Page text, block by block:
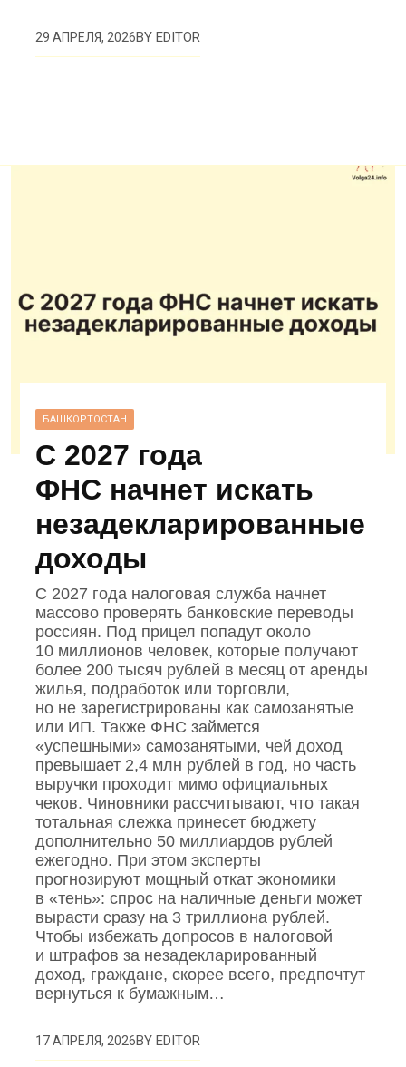
29 АПРЕЛЯ, 2026BYEDITOR
БАШКОРТОСТАН
С 2027 года
ФНС начнет искать
незадекларированные
доходы
С 2027 года налоговая служба начнет
массово проверять банковские переводы
россиян. Под прицел попадут около
10 миллионов человек, которые получают
более 200 тысяч рублей в месяц от аренды
жилья, подработок или торговли,
но не зарегистрированы как самозанятые
или ИП. Также ФНС займется
«успешными» самозанятыми, чей доход
превышает 2,4 млн рублей в год, но часть
выручки проходит мимо официальных
чеков. Чиновники рассчитывают, что такая
тотальная слежка принесет бюджету
дополнительно 50 миллиардов рублей
ежегодно. При этом эксперты
прогнозируют мощный откат экономики
в «тень»: спрос на наличные деньги может
вырасти сразу на 3 триллиона рублей.
Чтобы избежать допросов в налоговой
и штрафов за незадекларированный
доход, граждане, скорее всего, предпочтут
вернуться к бумажным…
17 АПРЕЛЯ, 2026BYEDITOR